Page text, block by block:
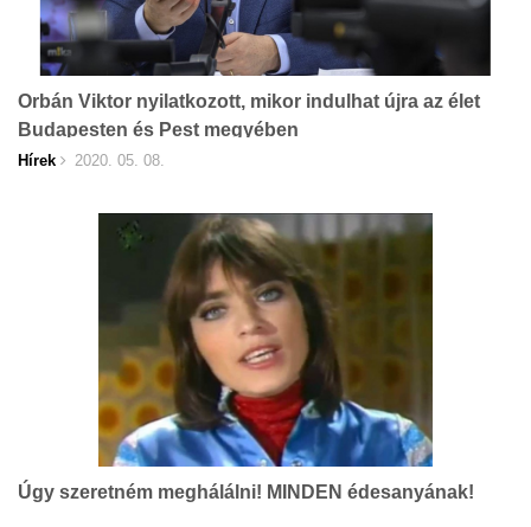
Orbán Viktor nyilatkozott, mikor indulhat újra az élet
Budapesten és Pest megyében
Hírek 2020. 05. 08.
Úgy szeretném meghálálni! MINDEN édesanyának!